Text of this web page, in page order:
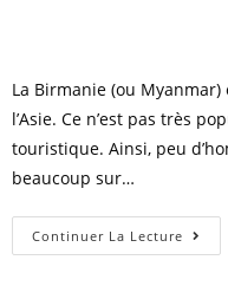
La Birmanie (ou
l’Asie. Ce n’est pas très
touristique. Ainsi, peu
beaucoup sur…
Continuer La Lecture